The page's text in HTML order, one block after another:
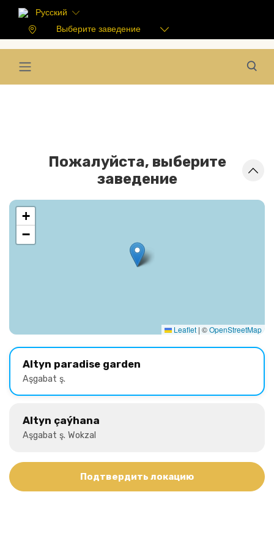
Русский
Выберите заведение
Пожалуйста, выберите
заведение
+
−
Leaflet | ©OpenStreetMap
Altyn paradise garden
Aşgabat ş.
Altyn çaýhana
Aşgabat ş. Wokzal
Подтвердить локацию